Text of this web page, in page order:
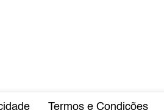
Termos e Condições